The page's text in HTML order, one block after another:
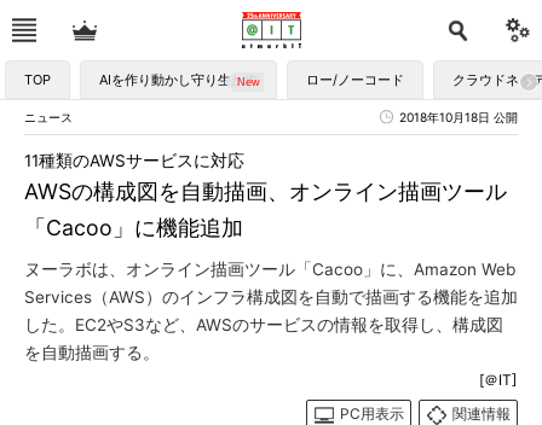
TOP AIを作り動かし守り生かす ロー/ノーコード クラウドネイ
ニュース 2018年10月18日 公開
AWSの構成図を自動描画、オンライン描画ツール
「Cacoo」に機能追加
11種類のAWSサービスに対応
ヌーラボは、オンライン描画ツール「Cacoo」に、Amazon Web
Services（AWS）のインフラ構成図を自動で描画する機能を追加
した。EC2やS3など、AWSのサービスの情報を取得し、構成図
を自動描画する。
[＠IT]
PC用表示
関連情報